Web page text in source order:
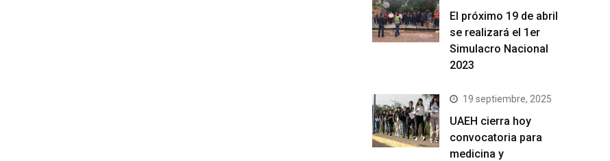
El próximo 19 de abril
se realizará el 1er
Simulacro Nacional
2023
19 septiembre, 2025
UAEH cierra hoy
convocatoria para
medicina y